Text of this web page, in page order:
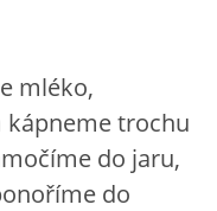
RVP PV 2025
mléko,
trochu
do jaru,
do